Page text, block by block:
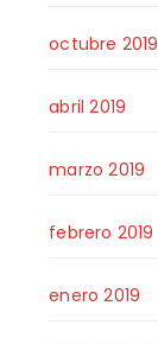
octubre 2019
abril 2019
marzo 2019
febrero 2019
enero 2019